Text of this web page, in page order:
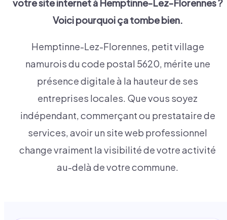
votre site internet à Hemptinne-Lez-Florennes?
Voici pourquoi ça tombe bien.
Hemptinne-Lez-Florennes, petit village
namurois du code postal 5620, mérite une
présence digitale à la hauteur de ses
entreprises locales. Que vous soyez
indépendant, commerçant ou prestataire de
services, avoir un site web professionnel
change vraiment la visibilité de votre activité
au-delà de votre commune.